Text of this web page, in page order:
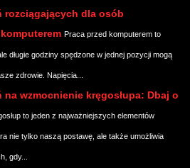
rozciągających dla osób
Praca przed komputerem to
długie godziny spędzone w jednej pozycji mogą
zdrowie. Napięcia...
wzmocnienie kręgosłupa: Dbaj o
to jeden z najważniejszych elementów
nie tylko naszą postawę, ale także umożliwia
gdy...